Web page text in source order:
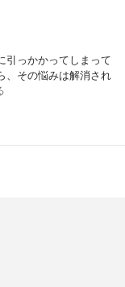
引っかかってしまって
、その悩みは解消され